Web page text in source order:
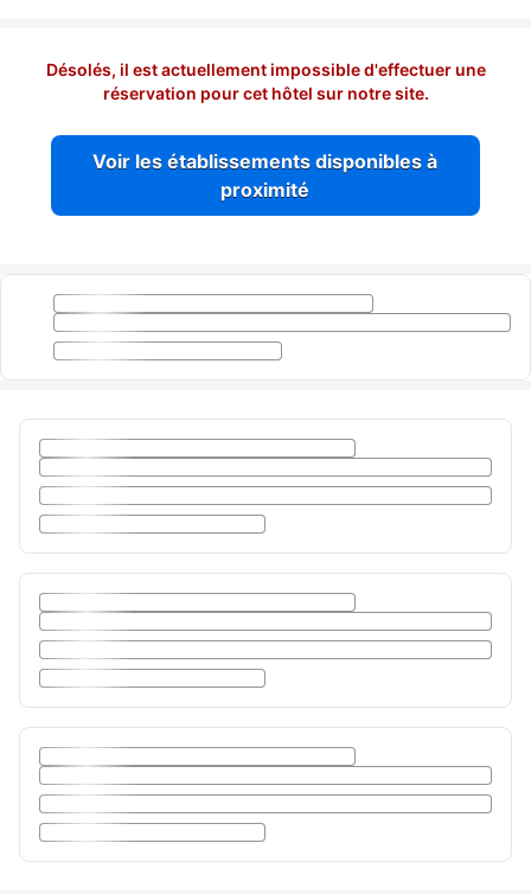
Désolés, il est actuellement impossible d'effectuer une
réservation pour cet hôtel sur notre site.
Voir les établissements disponibles à
proximité